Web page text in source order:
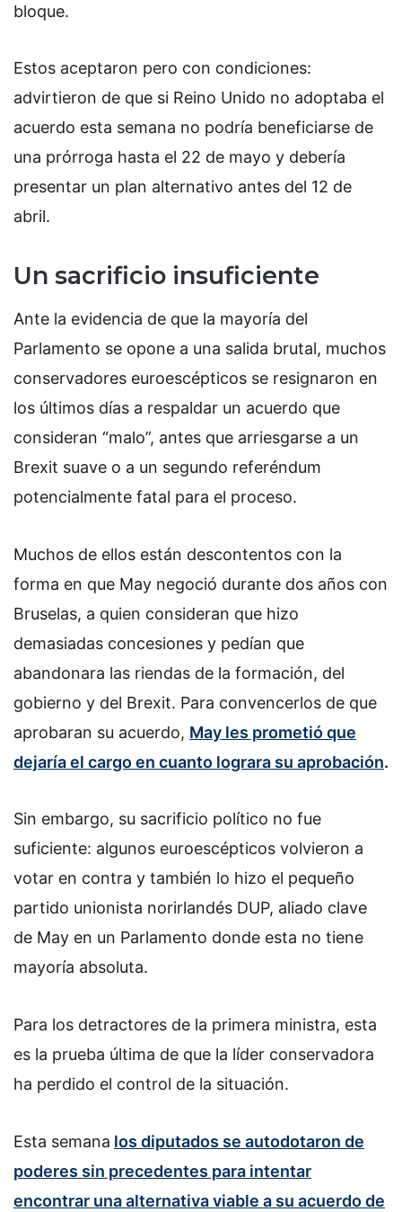
bloque.
Estos aceptaron pero con condiciones:
advirtieron de que si Reino Unido no adoptaba el
acuerdo esta semana no podría beneficiarse de
una prórroga hasta el 22 de mayo y debería
presentar un plan alternativo antes del 12 de
abril.
Un sacrificio insuficiente
Ante la evidencia de que la mayoría del
Parlamento se opone a una salida brutal, muchos
conservadores euroescépticos se resignaron en
los últimos días a respaldar un acuerdo que
consideran “malo”, antes que arriesgarse a un
Brexit suave o a un segundo referéndum
potencialmente fatal para el proceso.
Muchos de ellos están descontentos con la
forma en que May negoció durante dos años con
Bruselas, a quien consideran que hizo
demasiadas concesiones y pedían que
abandonara las riendas de la formación, del
gobierno y del Brexit. Para convencerlos de que
aprobaran su acuerdo, May les prometió que
dejaría el cargo en cuanto lograra su aprobación.
Sin embargo, su sacrificio político no fue
suficiente: algunos euroescépticos volvieron a
votar en contra y también lo hizo el pequeño
partido unionista norirlandés DUP, aliado clave
de May en un Parlamento donde esta no tiene
mayoría absoluta.
Para los detractores de la primera ministra, esta
es la prueba última de que la líder conservadora
ha perdido el control de la situación.
Esta semana los diputados se autodotaron de
poderes sin precedentes para intentar
encontrar una alternativa viable a su acuerdo de